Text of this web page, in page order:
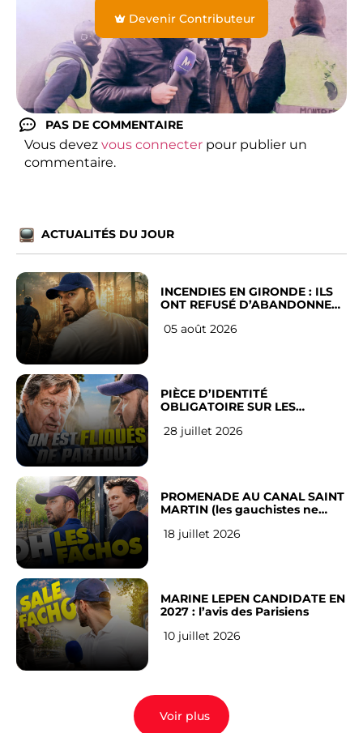
Devenir Contributeur
PAS DE COMMENTAIRE
Vous devez vous connecter pour publier un
commentaire.
ACTUALITÉS DU JOUR
INCENDIES EN GIRONDE : ILS
ONT REFUSÉ D’ABANDONNER
05 août 2026
PIÈCE D’IDENTITÉ
OBLIGATOIRE SUR LES
Français
28 juillet 2026
PROMENADE AU CANAL SAINT
MARTIN (les gauchistes ne
18 juillet 2026
MARINE LEPEN CANDIDATE EN
2027 : l’avis des Parisiens
10 juillet 2026
Voir plus